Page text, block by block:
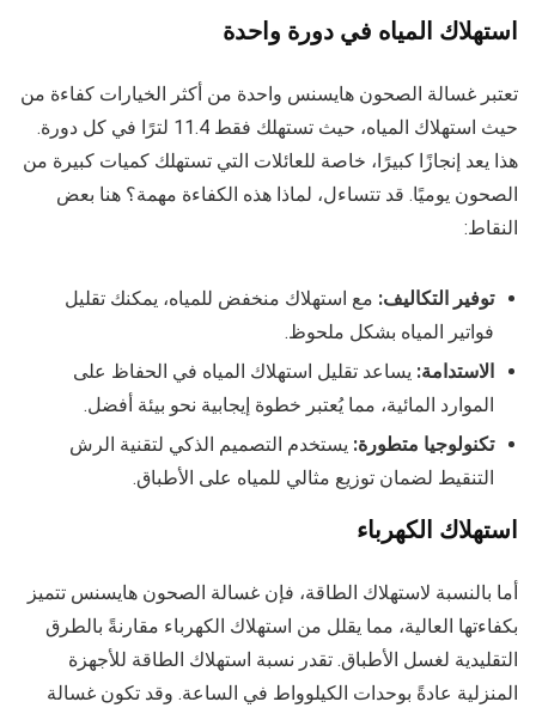
استهلاك المياه في دورة واحدة
تعتبر غسالة الصحون هايسنس واحدة من أكثر الخيارات كفاءة من
حيث استهلاك المياه، حيث تستهلك فقط 11.4 لترًا في كل دورة.
هذا يعد إنجازًا كبيرًا، خاصة للعائلات التي تستهلك كميات كبيرة من
الصحون يوميًا. قد تتساءل، لماذا هذه الكفاءة مهمة؟ هنا بعض
النقاط:
توفير التكاليف: مع استهلاك منخفض للمياه، يمكنك تقليل
فواتير المياه بشكل ملحوظ.
الاستدامة: يساعد تقليل استهلاك المياه في الحفاظ على
الموارد المائية، مما يُعتبر خطوة إيجابية نحو بيئة أفضل.
تكنولوجيا متطورة: يستخدم التصميم الذكي لتقنية الرش
التنقيط لضمان توزيع مثالي للمياه على الأطباق.
استهلاك الكهرباء
أما بالنسبة لاستهلاك الطاقة، فإن غسالة الصحون هايسنس تتميز
بكفاءتها العالية، مما يقلل من استهلاك الكهرباء مقارنةً بالطرق
التقليدية لغسل الأطباق. تقدر نسبة استهلاك الطاقة للأجهزة
المنزلية عادةً بوحدات الكيلوواط في الساعة. وقد تكون غسالة